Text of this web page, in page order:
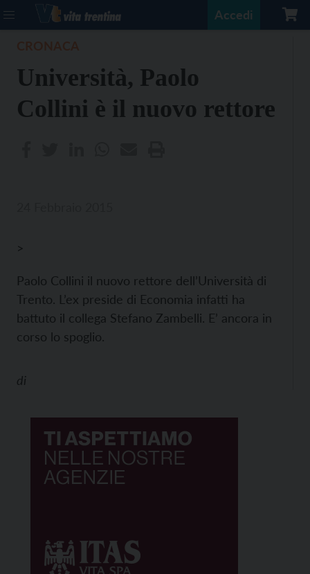
Accedi
Università, Paolo
Collini è il nuovo rettore
>
Paolo Collini il nuovo rettore dell’Università di
Trento. L’ex preside di Economia infatti ha
battuto il collega Stefano Zambelli. E’ ancora in
corso lo spoglio.
di